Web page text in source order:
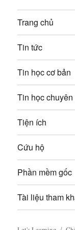
g
b
à
i
v
i
ế
t
ế
p
:
Trang chủ
Tin tức
Tin học cơ bản
Tin học
Tiện ích
Cứu hộ
Phần mềm gốc
Tài liệu tham